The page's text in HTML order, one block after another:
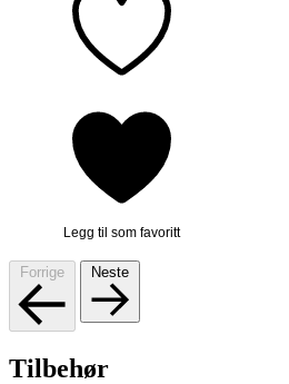
Legg til som favoritt
Forrige Neste
Tilbehør